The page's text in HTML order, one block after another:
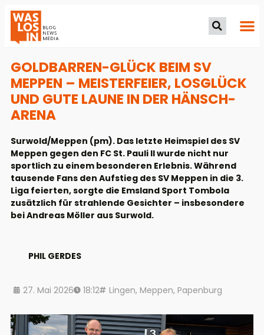
GOLDBARREN-GLÜCK BEIM SV
MEPPEN – MEISTERFEIER, LOSGLÜCK
UND GUTE LAUNE IN DER HÄNSCH-
ARENA
Surwold/Meppen (pm). Das letzte Heimspiel des SV
Meppen gegen den FC St. Pauli II wurde nicht nur
sportlich zu einem besonderen Erlebnis. Während
tausende Fans den Aufstieg des SV Meppen in die 3.
Liga feierten, sorgte die Emsland Sport Tombola
zusätzlich für strahlende Gesichter – insbesondere
bei Andreas Möller aus Surwold.
PHIL GERDES
27. Mai 2026 18:12 Lingen, Meppen, Papenburg